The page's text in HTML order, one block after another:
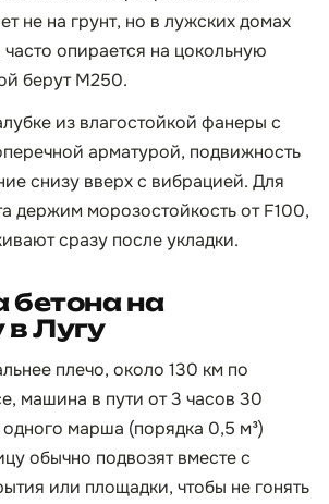
не на грунт, но в лужских домах
опирается на цокольную
берут М250.
из влагостойкой фанеры с
арматурой, подвижность
снизу вверх с вибрацией. Для
держим морозостойкость от F100,
сразу после укладки.
бетона на
в Лугу
плечо, около 130 км по
машина в пути от 3 часов 30
марша (порядка 0,5 м³)
обычно подвозят вместе с
или площадки, чтобы не гонять